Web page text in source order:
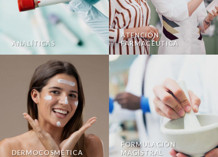
ANALÍTICAS
ATENCIÓN
FARMACÉUTICA
DERMOCOSMÉTICA
FORMULACIÓN
MAGISTRAL